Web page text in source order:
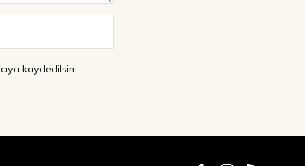
kaydedilsin.